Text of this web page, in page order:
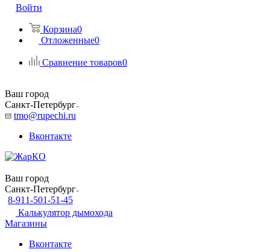
Войти
Корзина0
Отложенные0
Сравнение товаров0
Ваш город
Санкт-Петербург
tmo@rupechi.ru
Вконтакте
Ваш город
Санкт-Петербург
8-911-501-51-45
Калькулятор дымохода
Магазины
Вконтакте